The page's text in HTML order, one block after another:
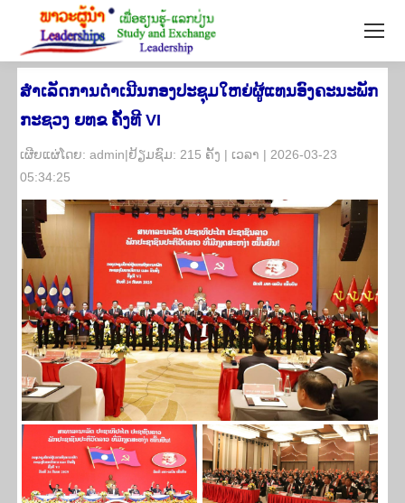
ສຳເລັດການດຳເນີນກອງປະຊຸມໃຫຍ່ຜູ້ແທນອົງຄະນະພັກ
ກະຊວງ ຍທຂ ຄັ້ງທີ VI
​ເຜີຍ​ແຜ່​ໂດຍ: admin|ຢ້ຽມ​ຊົມ: 215 ຄັ້ງ | ເວ​ລາ | 2026-03-23
05:34:25